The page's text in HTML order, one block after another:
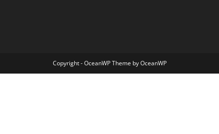
Copyright - OceanWP Theme by OceanWP